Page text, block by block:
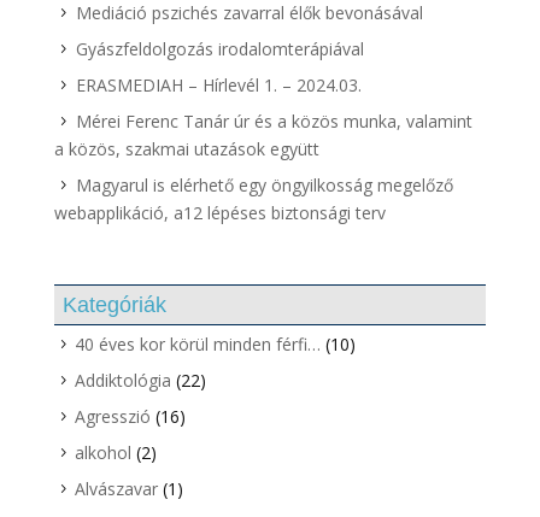
Mediáció pszichés zavarral élők bevonásával
Gyászfeldolgozás irodalomterápiával
ERASMEDIAH – Hírlevél 1. – 2024.03.
Mérei Ferenc Tanár úr és a közös munka, valamint
a közös, szakmai utazások együtt
Magyarul is elérhető egy öngyilkosság megelőző
webapplikáció, a12 lépéses biztonsági terv
Kategóriák
40 éves kor körül minden férfi… (10)
Addiktológia (22)
Agresszió (16)
alkohol (2)
Alvászavar(1)